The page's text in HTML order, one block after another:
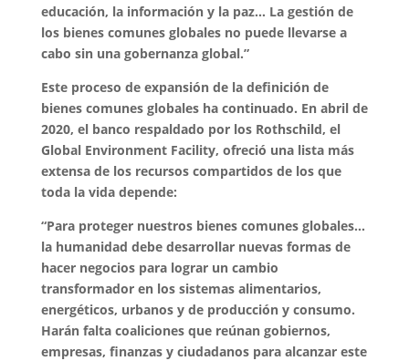
educación, la información y la paz… La gestión de
los bienes comunes globales no puede llevarse a
cabo sin una gobernanza global.”
Este proceso de expansión de la definición de
bienes comunes globales ha continuado. En abril de
2020, el banco respaldado por los Rothschild, el
Global Environment Facility, ofreció una lista más
extensa de los recursos compartidos de los que
toda la vida depende:
“Para proteger nuestros bienes comunes globales…
la humanidad debe desarrollar nuevas formas de
hacer negocios para lograr un cambio
transformador en los sistemas alimentarios,
energéticos, urbanos y de producción y consumo.
Harán falta coaliciones que reúnan gobiernos,
empresas, finanzas y ciudadanos para alcanzar este